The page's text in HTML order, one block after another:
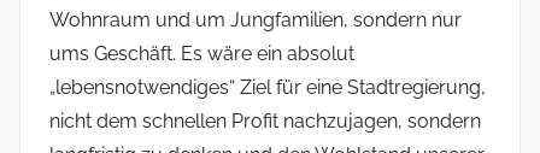
Wohnraum und um Jungfamilien, sondern nur
ums Geschäft. Es wäre ein absolut
„lebensnotwendiges“ Ziel für eine Stadtregierung,
nicht dem schnellen Profit nachzujagen, sondern